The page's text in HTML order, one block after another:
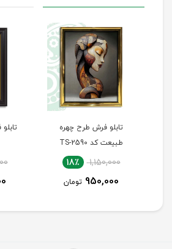
تابلو فرش طرح چهره
طبیعت کد TS-2590
1,150,000 18٪
950,000 تومان